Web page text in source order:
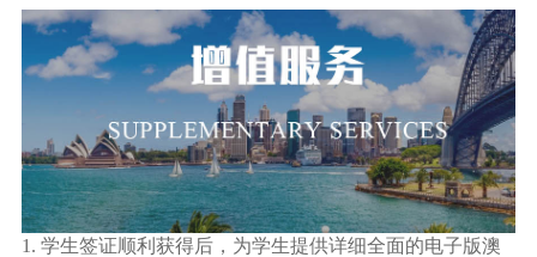
1. 学生签证顺利获得后，为学生提供详细全面的电子版澳